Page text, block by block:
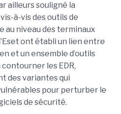
ailleurs souligné la
à-vis des outils de
au niveau des terminaux
ont établi un lien entre
et un ensemble d’outils
les EDR,
des variantes qui
pour perturber le
de sécurité.